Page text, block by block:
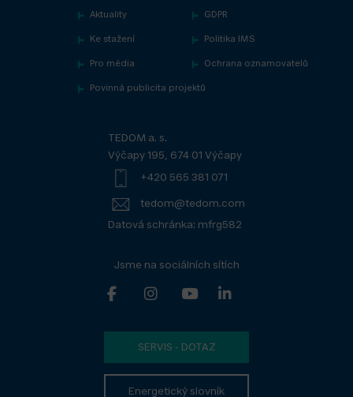
Aktuality GDPR
Ke stažení Politika IMS
Pro média Ochrana oznamovatelů
Povinná publicita projektů
TEDOM a. s.
Výčapy 195, 674 01 Výčapy
+420 565 381 071
tedom@tedom.com
Datová schránka: mfrg582
Jsme na sociálních sítích
SERVIS - DOTAZ
Energetický slovník